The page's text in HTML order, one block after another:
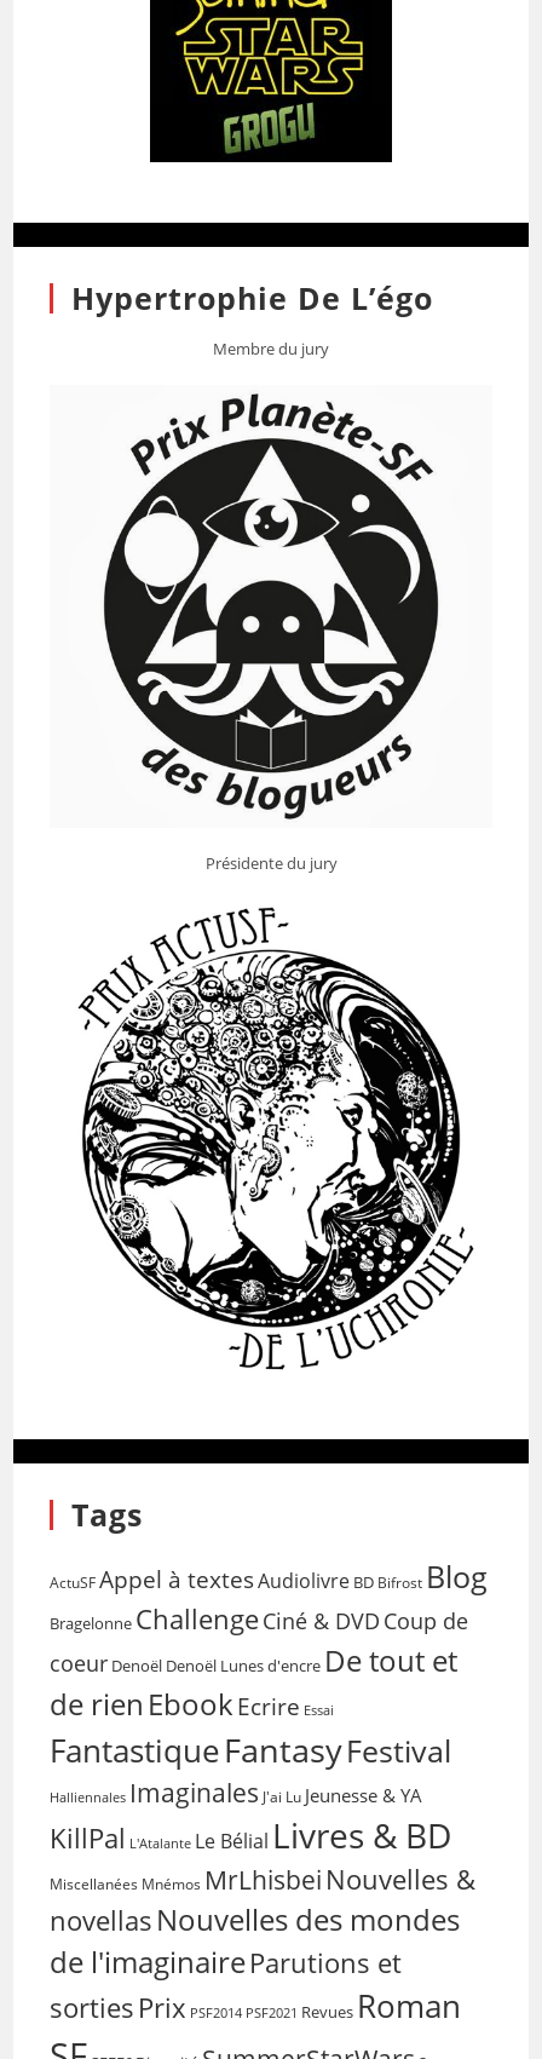
Hypertrophie De L’égo
Membre du jury
Présidente du jury
Tags
ActuSF Appel à textesAudiolivre BD Bifrost Blog
Bragelonne ChallengeCiné & DVD Coup de
coeur Denoël Denoël Lunes d'encre De tout et
de rien EbookEcrire Essai
FantastiqueFantasyFestival
Halliennales Imaginales J'ai Lu Jeunesse & YA
KillPal L'Atalante Le Bélial Livres & BD
Miscellanées Mnémos MrLhisbei Nouvelles &
novellas Nouvelles des mondes
de l'imaginaireParutions et
sorties Prix PSF2014 PSF2021 Revues Roman